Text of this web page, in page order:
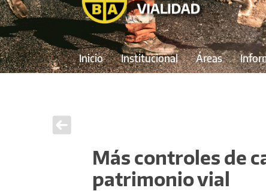
Inicio Institucional Áreas
Más controles de
patrimonio vial